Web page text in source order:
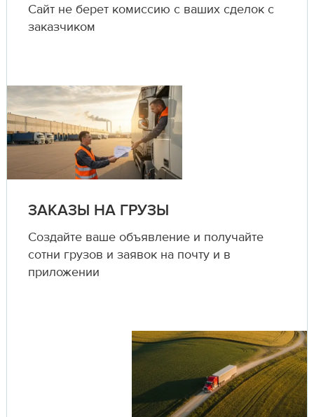
Сайт не берет комиссию с ваших сделок с
заказчиком
ЗАКАЗЫ НА ГРУЗЫ
Создайте ваше объявление и получайте
сотни грузов и заявок на почту и в
приложении